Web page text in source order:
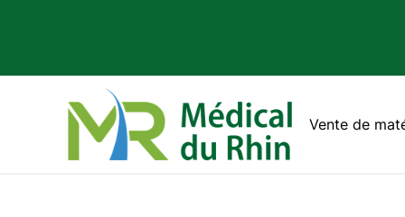
Vente de